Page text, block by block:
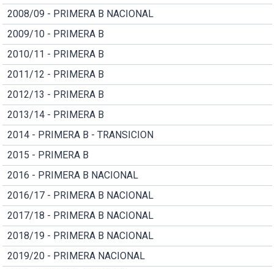
2008/09 - PRIMERA B NACIONAL
2009/10 - PRIMERA B
2010/11 - PRIMERA B
2011/12 - PRIMERA B
2012/13 - PRIMERA B
2013/14 - PRIMERA B
2014 - PRIMERA B - TRANSICION
2015 - PRIMERA B
2016 - PRIMERA B NACIONAL
2016/17 - PRIMERA B NACIONAL
2017/18 - PRIMERA B NACIONAL
2018/19 - PRIMERA B NACIONAL
2019/20 - PRIMERA NACIONAL